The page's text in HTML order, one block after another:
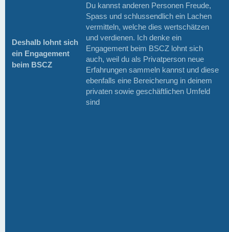
Deshalb lohnt sich
ein Engagement
beim BSCZ
Du kannst anderen Personen Freude,
Spass und schlussendlich ein Lachen
vermitteln, welche dies wertschätzen
und verdienen. Ich denke ein
Engagement beim BSCZ lohnt sich
auch, weil du als Privatperson neue
Erfahrungen sammeln kannst und diese
ebenfalls eine Bereicherung in deinem
privaten sowie geschäftlichen Umfeld
sind